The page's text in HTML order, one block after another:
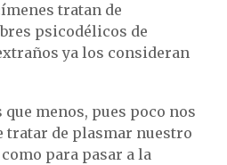
tratan de
psicodélicos de
ya los consideran
menos, pues poco nos
tratar de plasmar nuestro
para pasar a la